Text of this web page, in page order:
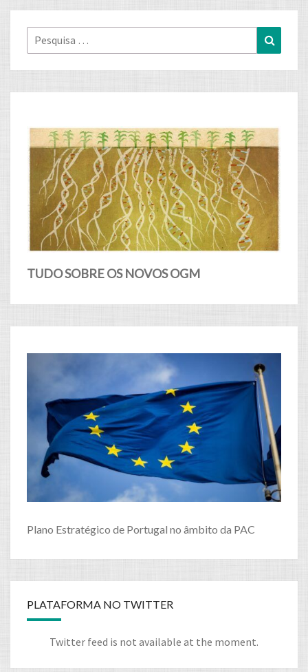
Pesquisa
for:
TUDO SOBRE OS NOVOS OGM
Plano Estratégico de Portugal no âmbito da PAC
PLATAFORMA NO TWITTER
Twitter feed is not available at the moment.